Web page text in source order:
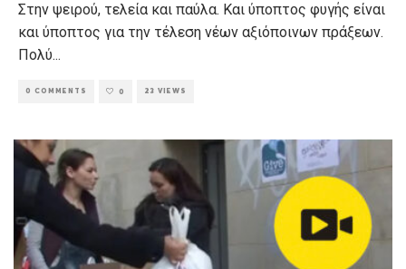
Στην ψειρού, τελεία και παύλα. Και ύποπτος φυγής είναι
και ύποπτος για την τέλεση νέων αξιόποινων πράξεων.
Πολύ...
0 COMMENTS 0 23 VIEWS